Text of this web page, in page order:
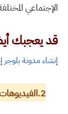
الإجتماعي
قد يعجبك
إنشاء مدونة بلوجر
2.الفيديوهات